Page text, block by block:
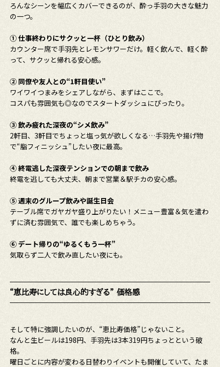
ろんなシーンを幅広くカバーできるのが、酔っ手羽の大きな魅力
の一つ。
① 仕事終わりにサクッと一杯（ひとり飲み）
カウンター席で手羽先とレモンサワーだけ。軽く飲んで、軽く酔
って、サクッと帰れる安心感。
② 同僚や友人との“1軒目使い”
ワイワイつまみをシェアしながら、まずはここで。
コスパも雰囲気も◎なのでスタートダッシュにぴったり。
③ 飲み疲れた深夜の“シメ飲み”
2軒目、3軒目でちょっと塩っ気が欲しくなる…手羽先や揚げ物
で“脂フィニッシュ”したい夜に最高。
④ 終電逃した深夜テンションでの朝まで飲み
終電を逃しても大丈夫、朝まで営業＆駅チカの安心感。
⑤ 週末のグループ飲みや誕生日会
テーブル席でガヤガヤ盛り上がりたい！メニュー豊富＆気を遣わ
ずに済む雰囲気で、誰でも楽しめちゃう。
⑥ デート帰りの“ゆるくもう一杯”
気取らず二人で飲み直したい夜にも。
“恵比寿にしては良心的すぎる” 価格感
そして特に強調したいのが、“恵比寿価格”じゃないこと。
なんと生ビールは198円、手羽先は3本319円ちょっとという破
格。
曜日ごとに内容が変わる日替わりイベントも開催していて、たま